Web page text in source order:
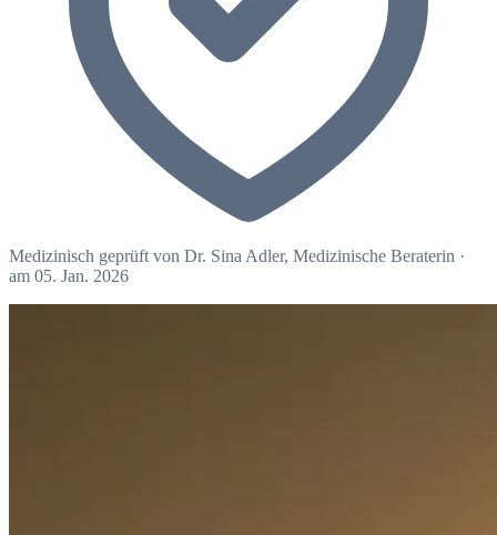
Medizinisch geprüft von Dr. Sina Adler, Medizinische Beraterin ·
am 05. Jan. 2026